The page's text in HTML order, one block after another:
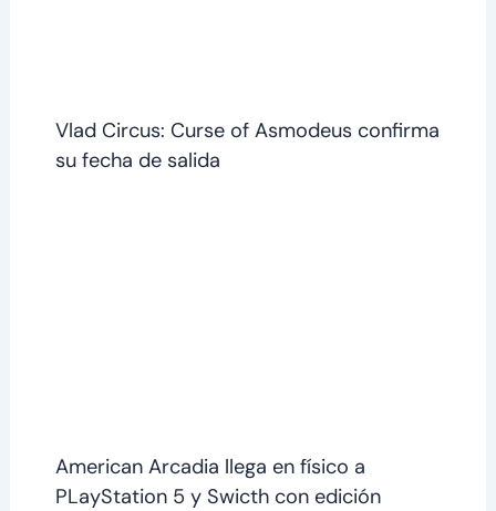
Vlad Circus: Curse of Asmodeus confirma
su fecha de salida
American Arcadia llega en físico a
PLayStation 5 y Swicth con edición